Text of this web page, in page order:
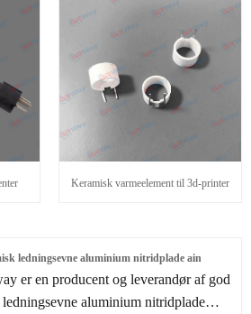
Keramisk varmeelement til 3d-printer
ledningsevne aluminium nitridplade ain
er en producent og leverandør af god
aluminium nitridplade